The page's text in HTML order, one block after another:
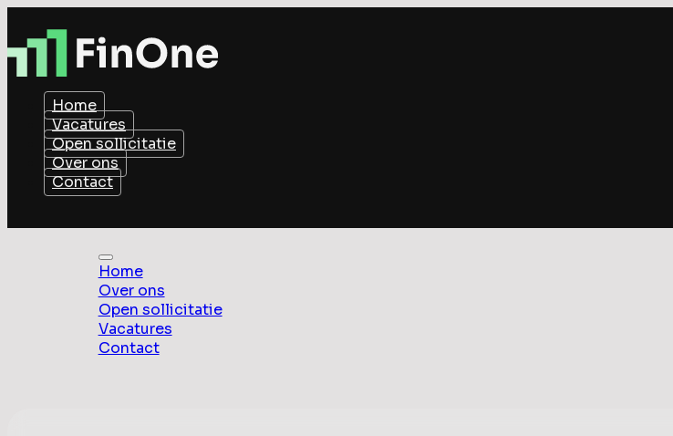
Home
Vacatures
Open sollicitatie
Over ons
Contact
Home
Over ons
Open sollicitatie
Vacatures
Contact